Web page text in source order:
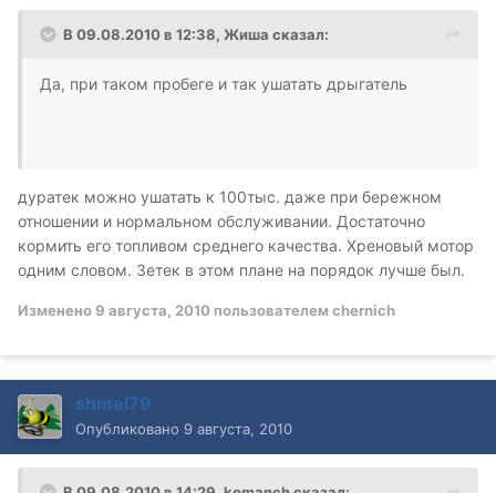
В 09.08.2010 в 12:38, Жиша сказал:
Да, при таком пробеге и так ушатать дрыгатель
дуратек можно ушатать к 100тыс. даже при бережном
отношении и нормальном обслуживании. Достаточно
кормить его топливом среднего качества. Хреновый мотор
одним словом. Зетек в этом плане на порядок лучше был.
Изменено9 августа, 2010 пользователем chernich
shmel79
Опубликовано 9 августа, 2010